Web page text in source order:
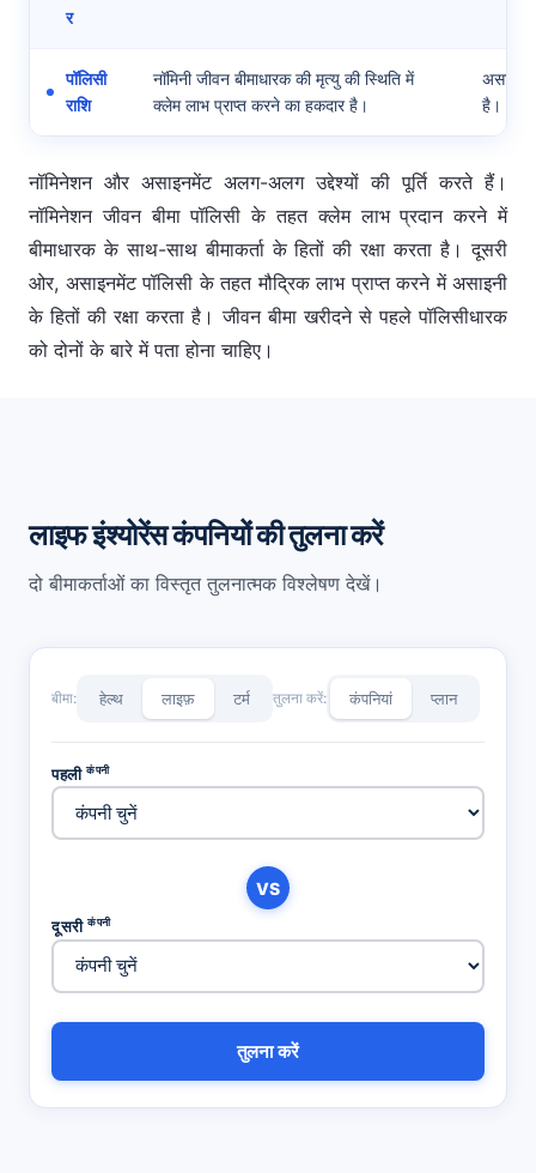
र
पॉलिसी
राशि
नॉमिनी जीवन बीमाधारक की मृत्यु की स्थिति में
क्लेम लाभ प्राप्त करने का हकदार है।
असाइनी
है।
नॉमिनेशन और असाइनमेंट अलग-अलग उद्देश्यों की पूर्ति करते हैं।
नॉमिनेशन जीवन बीमा पॉलिसी के तहत क्लेम लाभ प्रदान करने में
बीमाधारक के साथ-साथ बीमाकर्ता के हितों की रक्षा करता है। दूसरी
ओर, असाइनमेंट पॉलिसी के तहत मौद्रिक लाभ प्राप्त करने में असाइनी
के हितों की रक्षा करता है। जीवन बीमा खरीदने से पहले पॉलिसीधारक
को दोनों के बारे में पता होना चाहिए।
लाइफ इंश्योरेंस कंपनियों की तुलना करें
दो बीमाकर्ताओं का विस्तृत तुलनात्मक विश्लेषण देखें।
बीमा: हेल्थ लाइफ़ टर्म तुलना करें: कंपनियां प्लान
पहली कंपनी
VS
दूसरी कंपनी
तुलना करें